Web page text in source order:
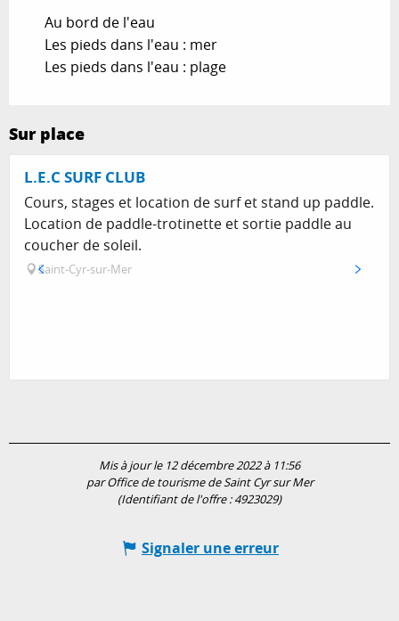
Au bord de l'eau
Les pieds dans l'eau : mer
Les pieds dans l'eau : plage
Sur place
L.E.C SURF CLUB
Cours, stages et location de surf et stand up paddle.
Location de paddle-trotinette et sortie paddle au
coucher de soleil.
Saint-Cyr-sur-Mer
Mis à jour le 12 décembre 2022 à 11:56
par Office de tourisme de Saint Cyr sur Mer
(Identifiant de l'offre :4923029)
Signaler une erreur